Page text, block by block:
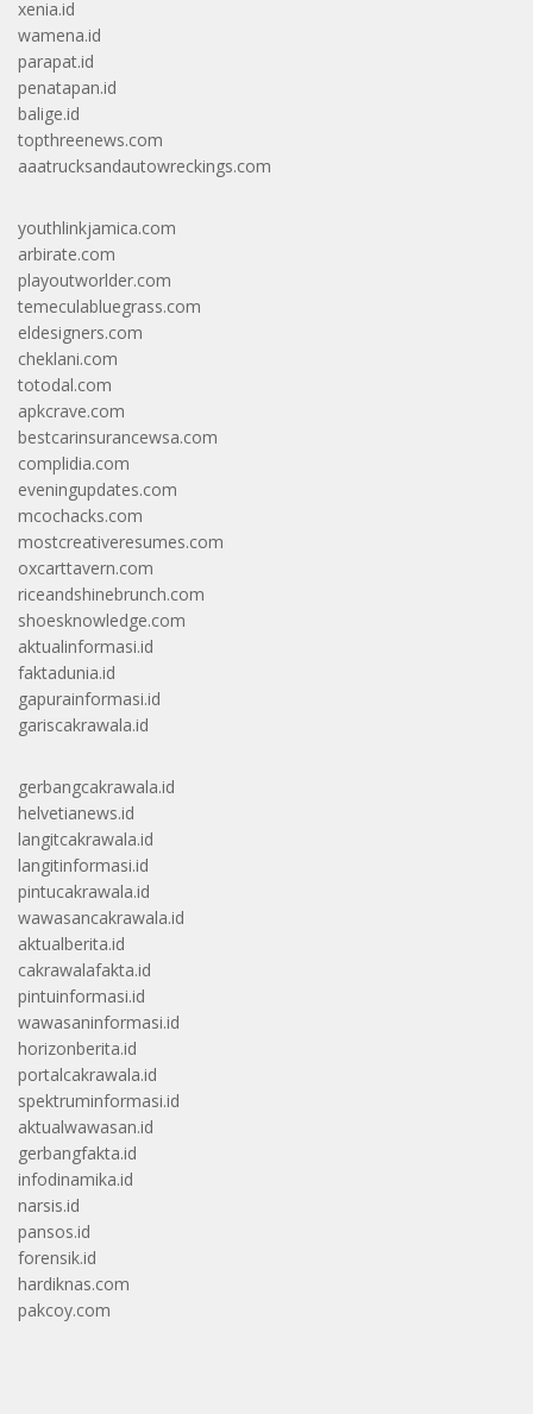
xenia.id
wamena.id
parapat.id
penatapan.id
balige.id
topthreenews.com
aaatrucksandautowreckings.com
youthlinkjamica.com
arbirate.com
playoutworlder.com
temeculabluegrass.com
eldesigners.com
cheklani.com
totodal.com
apkcrave.com
bestcarinsurancewsa.com
complidia.com
eveningupdates.com
mcochacks.com
mostcreativeresumes.com
oxcarttavern.com
riceandshinebrunch.com
shoesknowledge.com
aktualinformasi.id
faktadunia.id
gapurainformasi.id
gariscakrawala.id
gerbangcakrawala.id
helvetianews.id
langitcakrawala.id
langitinformasi.id
pintucakrawala.id
wawasancakrawala.id
aktualberita.id
cakrawalafakta.id
pintuinformasi.id
wawasaninformasi.id
horizonberita.id
portalcakrawala.id
spektruminformasi.id
aktualwawasan.id
gerbangfakta.id
infodinamika.id
narsis.id
pansos.id
forensik.id
hardiknas.com
pakcoy.com